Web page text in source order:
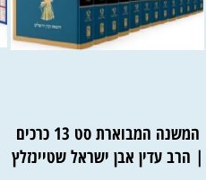
המשנה המבוארת סט 13 כרכים
הרב עדין אבן ישראל שטיינזלץ